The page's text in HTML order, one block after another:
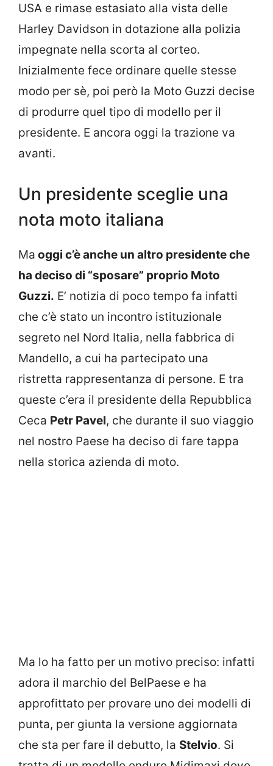
USA e rimase estasiato alla vista delle
Harley Davidson in dotazione alla polizia
impegnate nella scorta al corteo.
Inizialmente fece ordinare quelle stesse
modo per sè, poi però la Moto Guzzi decise
di produrre quel tipo di modello per il
presidente. E ancora oggi la trazione va
avanti.
Un presidente sceglie una
nota moto italiana
Ma oggi c’è anche un altro presidente che
ha deciso di “sposare” proprio Moto
Guzzi. E’ notizia di poco tempo fa infatti
che c’è stato un incontro istituzionale
segreto nel Nord Italia, nella fabbrica di
Mandello, a cui ha partecipato una
ristretta rappresentanza di persone. E tra
queste c’era il presidente della Repubblica
Ceca Petr Pavel, che durante il suo viaggio
nel nostro Paese ha deciso di fare tappa
nella storica azienda di moto.
Ma lo ha fatto per un motivo preciso: infatti
adora il marchio del BelPaese e ha
approfittato per provare uno dei modelli di
punta, per giunta la versione aggiornata
che sta per fare il debutto, la Stelvio. Si